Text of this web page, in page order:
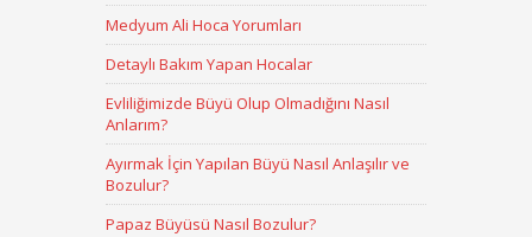
Medyum Ali Hoca Yorumları
Detaylı Bakım Yapan Hocalar
Evliliğimizde Büyü Olup Olmadığını Nasıl
Anlarım?
Ayırmak İçin Yapılan Büyü Nasıl Anlaşılır ve
Bozulur?
Papaz Büyüsü Nasıl Bozulur?